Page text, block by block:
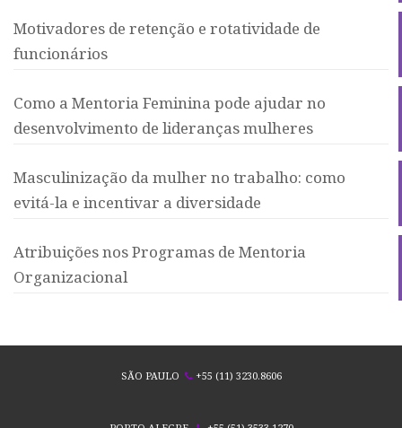
Motivadores de retenção e rotatividade de
funcionários
Como a Mentoria Feminina pode ajudar no
desenvolvimento de lideranças mulheres
Masculinização da mulher no trabalho: como
evitá-la e incentivar a diversidade
Atribuições nos Programas de Mentoria
Organizacional
SÃO PAULO +55 (11) 3230.8606